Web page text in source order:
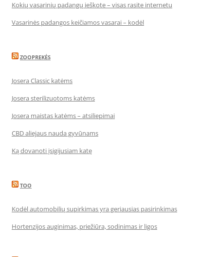
Kokių vasarinių padangų ieškote – visas rasite internetu
Vasarinės padangos keičiamos vasarai – kodėl
ZOOPREKĖS
Josera Classic katėms
Josera sterilizuotoms katėms
Josera maistas katėms – atsiliepimai
CBD aliejaus nauda gyvūnams
Ką dovanoti įsigijusiam katę
TOO
Kodėl automobilių supirkimas yra geriausias pasirinkimas
Hortenzijos auginimas, priežiūra, sodinimas ir ligos